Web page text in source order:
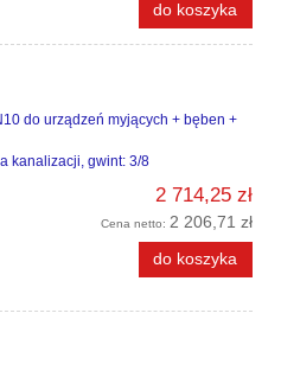
do koszyka
do urządzeń myjących + bęben +
kanalizacji, gwint: 3/8
2 714,25 zł
Cena netto: 2 206,71 zł
do koszyka